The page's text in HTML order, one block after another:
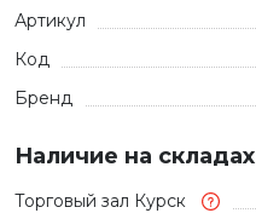
Артикул
Код
Бренд
Наличие на складах
Торговый зал Курск